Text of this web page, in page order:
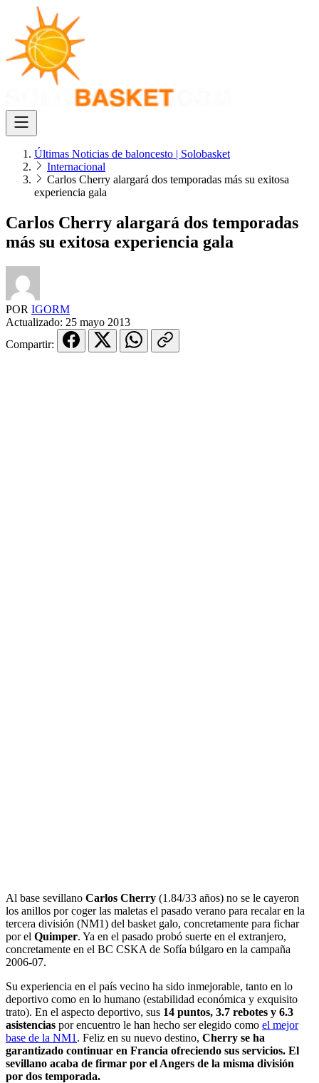
Últimas Noticias de baloncesto | Solobasket
Internacional
Carlos Cherry alargará dos temporadas más su exitosa
experiencia gala
Carlos Cherry alargará dos temporadas
más su exitosa experiencia gala
POR IGORM
Actualizado: 25 mayo 2013
Compartir:
Al base sevillano Carlos Cherry (1.84/33 años) no se le cayeron
los anillos por coger las maletas el pasado verano para recalar en la
tercera división (NM1) del basket galo, concretamente para fichar
por el Quimper. Ya en el pasado probó suerte en el extranjero,
concretamente en el BC CSKA de Sofía búlgaro en la campaña
2006-07.
Su experiencia en el país vecino ha sido inmejorable, tanto en lo
deportivo como en lo humano (estabilidad económica y exquisito
trato). En el aspecto deportivo, sus 14 puntos, 3.7 rebotes y 6.3
asistencias por encuentro le han hecho ser elegido como el mejor
base de la NM1 . Feliz en su nuevo destino, Cherry se ha
garantizado continuar en Francia ofreciendo sus servicios. El
sevillano acaba de firmar por el Angers de la misma división
por dos temporada.